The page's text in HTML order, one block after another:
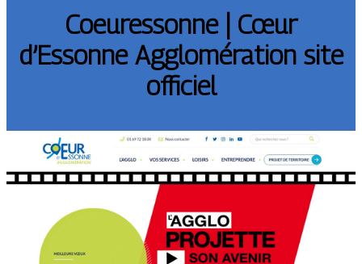
Coeu­res­son­ne | Cœur
d’Essonne Aggloméra­tion site
officiel